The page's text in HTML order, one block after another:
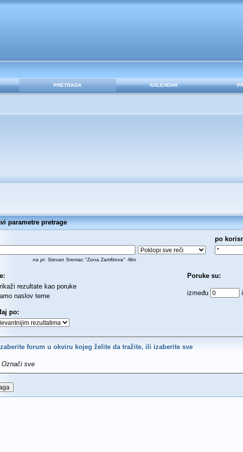
PRETRAGA KALENDAR
parametre pretrage
po
na pr. Stevan Sremac "Zona Zamfirova" -film
Poruke su:
između i
rezultate kao poruke
naslov teme
po:
Izaberite forum u okviru kojeg želite da tražite, ili izaberite sve
Označi sve